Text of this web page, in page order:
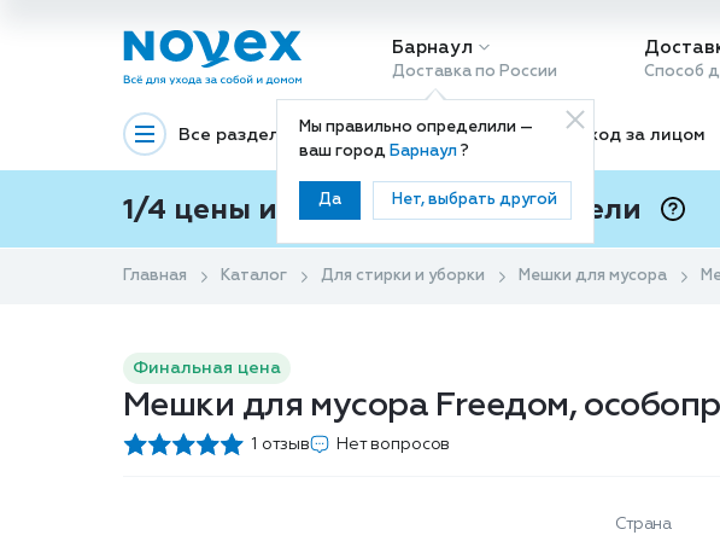
Барнаул
Доставка по России
Мы правильно определили —
ваш город Барнаул?
Да Нет, выбрать другой
Способ
Все разделы Декоративная косметика Уход за лицом
1/4 цены и покупки ваши с Подели
Главная Каталог Для стирки и уборки Мешки для мусора
Финальная цена
Мешки для мусора Freeдом,
1 отзыв Нет вопросов
Страна